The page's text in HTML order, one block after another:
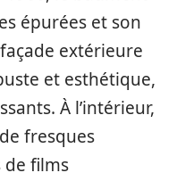
épurées et son
extérieure
et esthétique,
À l’intérieur,
fresques
de films